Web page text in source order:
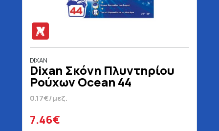
DIXAN
Dixan Σκόνη Πλυντηρίου
Ρούχων Ocean 44
Μεζούρες 2200 gr
0.17€/μεζ.
7.46€